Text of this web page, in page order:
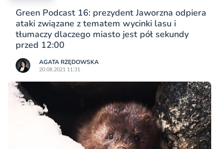
Green Podcast 16: prezydent Jaworzna odpiera
ataki związane z tematem wycinki lasu i
tłumaczy dlaczego miasto jest pół sekundy
przed 12:00
AGATA RZĘDOWSKA
20.08.2021 11:31